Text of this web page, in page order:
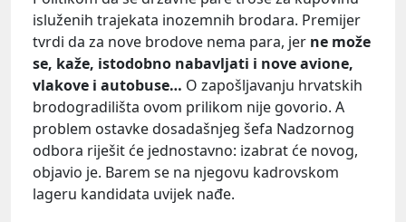
isluženih trajekata inozemnih brodara. Premijer
tvrdi da za nove brodove nema para, jer ne može
se, kaže, istodobno nabavljati i nove avione,
vlakove i autobuse… O zapošljavanju hrvatskih
brodogradilišta ovom prilikom nije govorio. A
problem ostavke dosadašnjeg šefa Nadzornog
odbora riješit će jednostavno: izabrat će novog,
objavio je. Barem se na njegovu kadrovskom
lageru kandidata uvijek nađe.